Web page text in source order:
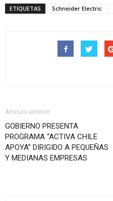
ETIQUETAS Schneider Electric
Artículo anterior
GOBIERNO PRESENTA
PROGRAMA “ACTIVA CHILE
APOYA” DIRIGIDO A PEQUEÑAS
Y MEDIANAS EMPRESAS